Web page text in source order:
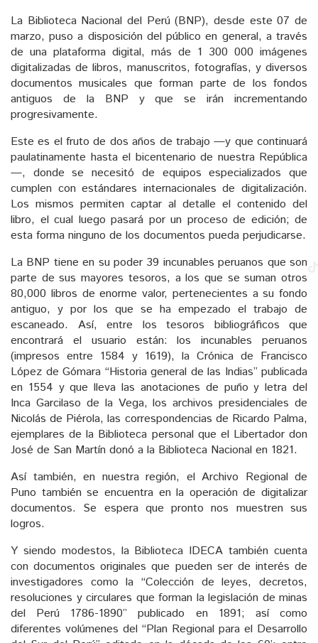
La Biblioteca Nacional del Perú (BNP), desde este 07 de
marzo, puso a disposición del público en general, a través
de una plataforma digital, más de 1 300 000 imágenes
digitalizadas de libros, manuscritos, fotografías, y diversos
documentos musicales que forman parte de los fondos
antiguos de la BNP y que se irán incrementando
progresivamente.
Este es el fruto de dos años de trabajo —y que continuará
paulatinamente hasta el bicentenario de nuestra República
—, donde se necesitó de equipos especializados que
cumplen con estándares internacionales de digitalización.
Los mismos permiten captar al detalle el contenido del
libro, el cual luego pasará por un proceso de edición; de
esta forma ninguno de los documentos pueda perjudicarse.
La BNP tiene en su poder 39 incunables peruanos que son
parte de sus mayores tesoros, a los que se suman otros
80,000 libros de enorme valor, pertenecientes a su fondo
antiguo, y por los que se ha empezado el trabajo de
escaneado. Así, entre los tesoros bibliográficos que
encontrará el usuario están: los incunables peruanos
(impresos entre 1584 y 1619), la Crónica de Francisco
López de Gómara “Historia general de las Indias” publicada
en 1554 y que lleva las anotaciones de puño y letra del
Inca Garcilaso de la Vega, los archivos presidenciales de
Nicolás de Piérola, las correspondencias de Ricardo Palma,
ejemplares de la Biblioteca personal que el Libertador don
José de San Martín donó a la Biblioteca Nacional en 1821.
Así también, en nuestra región, el Archivo Regional de
Puno también se encuentra en la operación de digitalizar
documentos. Se espera que pronto nos muestren sus
logros.
Y siendo modestos, la Biblioteca IDECA también cuenta
con documentos originales que pueden ser de interés de
investigadores como la “Colección de leyes, decretos,
resoluciones y circulares que forman la legislación de minas
del Perú 1786-1890” publicado en 1891; así como
diferentes volúmenes del “Plan Regional para el Desarrollo